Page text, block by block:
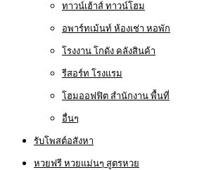
ทาวน์เฮ้าส์ ทาวน์โฮม
อพาร์ทเม้นท์ ห้องเช่า หอพัก
โรงงาน โกดัง คลังสินค้า
รีสอร์ท โรงแรม
โฮมออฟฟิต สำนักงาน พื้นที่
อื่นๆ
รับโพสต์อสังหา
หวยฟรี หวยแม่นๆ สูตรหวย